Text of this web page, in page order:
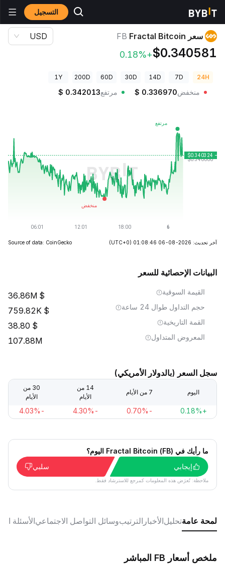
التسجيل أسعار العملات الرقمية
سعر Fractal Bitcoin FB
$0.340581
+0.18%
USD
24H
7D
14D
30D
60D
200D
1Y
منخفض $ 0.336970 مرتفع $ 0.342013
آخر تحديث: 2026-08-06 01:08:46 (UTC+0)
Source of data: CoinGecko
البيانات الإحصائية للسعر
القيمة السوقية 36.86M
حجم التداول طوال 24 ساعة 759.82K
القمة التاريخية 38.80
المعروض المتداول 107.88M
سجل السعر (بالدولار الأمريكي)
اليوم 7 من الأيام
14 من
الأيام
30 من
الأيام
+0.18%
-0.70%
-4.30%
-4.03%
ما رأيك في Fractal Bitcoin (FB) اليوم؟
إيجابي
سلبي
ملاحظة: تُعرَض هذه المعلومات كمرجع للاسترشاد فقط.
لمحة عامةتحليلالأخبار الترتيبوسائل التواصل الاجتماعيالأسئلة
ملخص أسعار FB المباشر